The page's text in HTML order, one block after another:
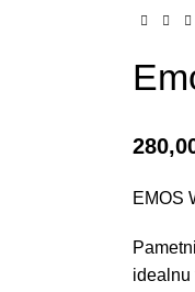
EMOS
idealnu